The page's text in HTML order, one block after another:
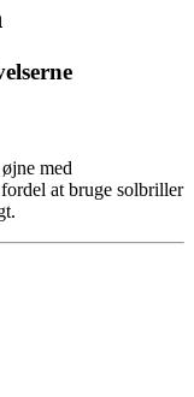
med
at bruge solbriller